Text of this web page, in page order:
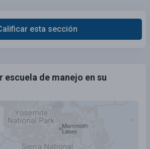
esta sección
escuela de manejo en su